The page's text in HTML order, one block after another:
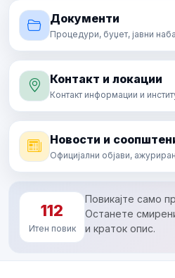
Документи
Процедури, буџет, јавни
Контакт и локации
Контакт информации и
Новости и
Официјални објави,
112
Итен повик
Повикајте само
Останете
и краток опис.